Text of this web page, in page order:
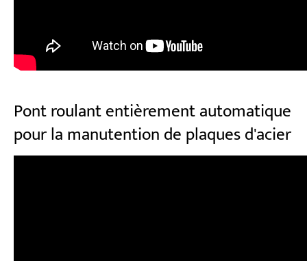
Pont roulant entièrement automatique
pour la manutention de plaques d'acier